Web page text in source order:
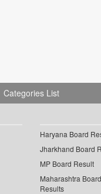
Categories List
Haryana Board
Jharkhand Board
MP Board Result
Maharashtra Board
Results